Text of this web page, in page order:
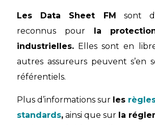
Les Data Sheet FM sont
reconnus pour la
industrielles. Elles sont en
autres assureurs peuvent s’en
référentiels.
Plus d’informations sur les
standards, ainsi que sur la